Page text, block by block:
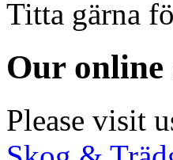
Titta gärna
Our online
Please visit